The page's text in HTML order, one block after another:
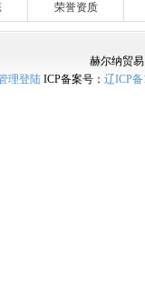
荣誉资质
赫尔纳贸
理登陆ICP备案号： 辽ICP备